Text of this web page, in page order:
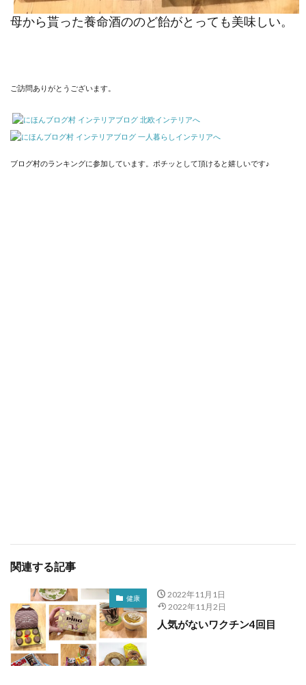
母から貰った養命酒ののど飴がとっても美味しい。
ご訪問ありがとうございます。
ブログ村のランキングに参加しています。ポチッとして頂けると嬉しいです♪
関連する記事
健康
2022年11月1日
2022年11月2日
人気がないワクチン4回目